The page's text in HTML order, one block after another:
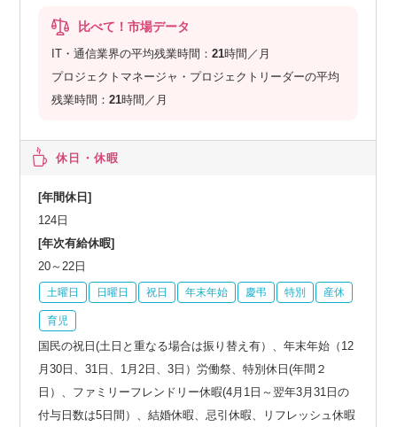
比べて！市場データ
IT・通信業界の平均残業時間：21時間／月
プロジェクトマネージャ・プロジェクトリーダーの平均
残業時間：21時間／月
休日・休暇
[年間休日]
124日
[年次有給休暇]
20～22日
土曜日 日曜日 祝日 年末年始 慶弔 特別 産休
育児
国民の祝日(土日と重なる場合は振り替え有）、年末年始（12
月30日、31日、1月2日、3日）労働祭、特別休日(年間２
日）、ファミリーフレンドリー休暇(4月1日～翌年3月31日の
付与日数は5日間）、結婚休暇、忌引休暇、リフレッシュ休暇